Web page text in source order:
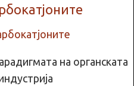
на органската